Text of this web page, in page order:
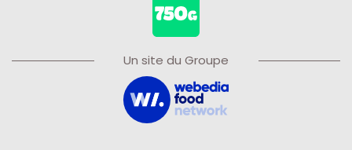
Un site du Groupe